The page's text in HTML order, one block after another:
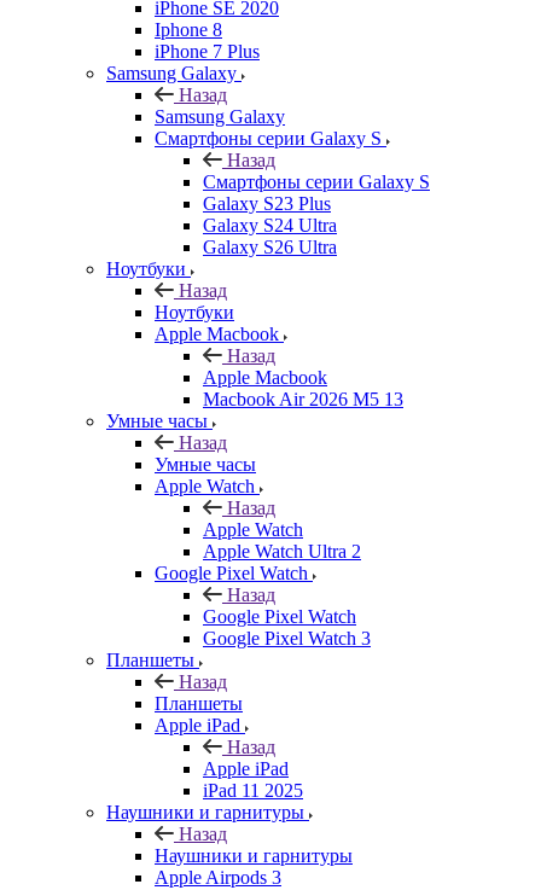
iPhone SE 2020
Iphone 8
iPhone 7 Plus
Samsung Galaxy
Назад
Samsung Galaxy
Смартфоны серии Galaxy S
Назад
Смартфоны серии Galaxy S
Galaxy S23 Plus
Galaxy S24 Ultra
Galaxy S26 Ultra
Ноутбуки
Назад
Ноутбуки
Apple Macbook
Назад
Apple Macbook
Macbook Air 2026 M5 13
Умные часы
Назад
Умные часы
Apple Watch
Назад
Apple Watch
Apple Watch Ultra 2
Google Pixel Watch
Назад
Google Pixel Watch
Google Pixel Watch 3
Планшеты
Назад
Планшеты
Apple iPad
Назад
Apple iPad
iPad 11 2025
Наушники и гарнитуры
Назад
Наушники и гарнитуры
Apple Airpods 3